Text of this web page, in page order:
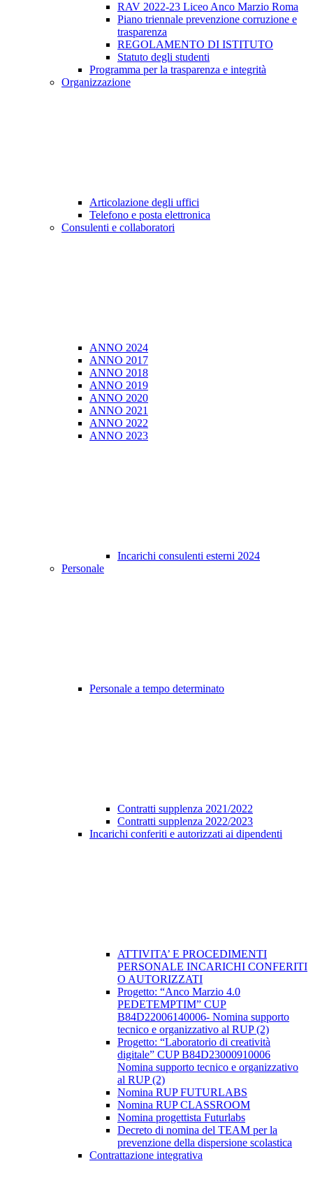
RAV 2022-23 Liceo Anco Marzio Roma
Piano triennale prevenzione corruzione e
trasparenza
REGOLAMENTO DI ISTITUTO
Statuto degli studenti
Programma per la trasparenza e integrità
Organizzazione
Articolazione degli uffici
Telefono e posta elettronica
Consulenti e collaboratori
ANNO 2024
ANNO 2017
ANNO 2018
ANNO 2019
ANNO 2020
ANNO 2021
ANNO 2022
ANNO 2023
Incarichi consulenti esterni 2024
Personale
Personale a tempo determinato
Contratti supplenza 2021/2022
Contratti supplenza 2022/2023
Incarichi conferiti e autorizzati ai dipendenti
ATTIVITA’ E PROCEDIMENTI
PERSONALE INCARICHI CONFERITI
O AUTORIZZATI
Progetto: “Anco Marzio 4.0
PEDETEMPTIM” CUP
B84D22006140006- Nomina supporto
tecnico e organizzativo al RUP (2)
Progetto: “Laboratorio di creatività
digitale” CUP B84D23000910006
Nomina supporto tecnico e organizzativo
al RUP (2)
Nomina RUP FUTURLABS
Nomina RUP CLASSROOM
Nomina progettista Futurlabs
Decreto di nomina del TEAM per la
prevenzione della dispersione scolastica
Contrattazione integrativa